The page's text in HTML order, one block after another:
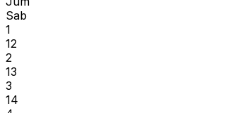
Sab
1
12
2
13
3
14